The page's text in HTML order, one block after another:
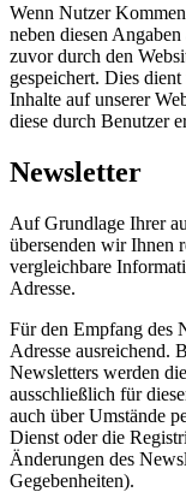
Wenn Nutzer
neben diesen
zuvor durch den
gespeichert. Dies
Inhalte auf unserer
diese durch Benutzer
Newsletter
Auf Grundlage Ihrer
übersenden wir Ihnen
vergleichbare
Adresse.
Für den Empfang des
Adresse ausreichend.
Newsletters werden
ausschließlich für
auch über Umstände
Dienst oder die
Änderungen des
Gegebenheiten).